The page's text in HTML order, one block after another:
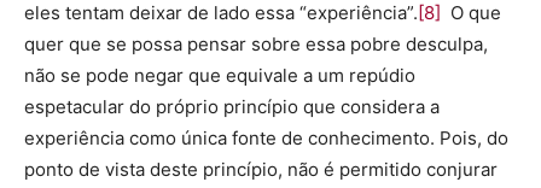
eles tentam deixar de lado essa “experiência”.[8] O que
quer que se possa pensar sobre essa pobre desculpa,
não se pode negar que equivale a um repúdio
espetacular do próprio princípio que considera a
experiência como única fonte de conhecimento. Pois, do
ponto de vista deste princípio, não é permitido conjurar